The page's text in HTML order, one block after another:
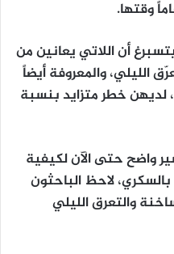
أن اللاتي يعانين من
الليلي، والمعروفة أيضاً
لديهن خطر متزايد بنسبة
واضح حتى الآن لكيفية
بالسكري، لاحظ الباحثون
والتعرق الليلي